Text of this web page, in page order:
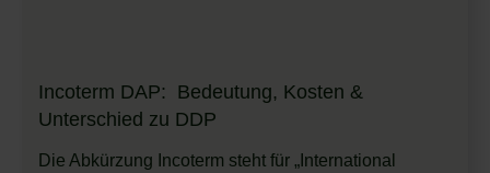
Incoterm DAP: Bedeutung, Kosten &
Unterschied zu DDP
Die Abkürzung Incoterm steht für „International